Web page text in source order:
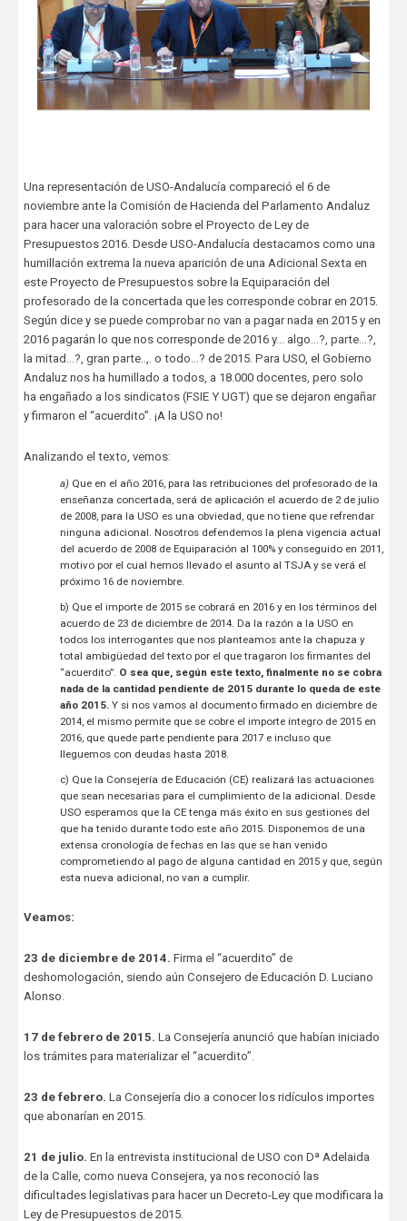
Una representación de USO-Andalucía compareció el 6 de
noviembre ante la Comisión de Hacienda del Parlamento Andaluz
para hacer una valoración sobre el Proyecto de Ley de
Presupuestos 2016. Desde USO-Andalucía destacamos como una
humillación extrema la nueva aparición de una Adicional Sexta en
este Proyecto de Presupuestos sobre la Equiparación del
profesorado de la concertada que les corresponde cobrar en 2015.
Según dice y se puede comprobar no van a pagar nada en 2015 y en
2016 pagarán lo que nos corresponde de 2016 y… algo...?, parte...?,
la mitad…?, gran parte..,. o todo...? de 2015. Para USO, el Gobierno
Andaluz nos ha humillado a todos, a 18.000 docentes, pero solo
ha engañado a los sindicatos (FSIE Y UGT) que se dejaron engañar
y firmaron el “acuerdito”. ¡A la USO no!
Analizando el texto, vemos:
a) Que en el año 2016, para las retribuciones del profesorado de la
enseñanza concertada, será de aplicación el acuerdo de 2 de julio
de 2008, para la USO es una obviedad, que no tiene que refrendar
ninguna adicional. Nosotros defendemos la plena vigencia actual
del acuerdo de 2008 de Equiparación al 100% y conseguido en 2011,
motivo por el cual hemos llevado el asunto al TSJA y se verá el
próximo 16 de noviembre.
b) Que el importe de 2015 se cobrará en 2016 y en los términos del
acuerdo de 23 de diciembre de 2014. Da la razón a la USO en
todos los interrogantes que nos planteamos ante la chapuza y
total ambigüedad del texto por el que tragaron los firmantes del
“acuerdito”. O sea que, según este texto, finalmente no se cobra
nada de la cantidad pendiente de 2015 durante lo queda de este
año 2015.Y si nos vamos al documento firmado en diciembre de
2014, el mismo permite que se cobre el importe íntegro de 2015 en
2016, que quede parte pendiente para 2017 e incluso que
lleguemos con deudas hasta 2018.
c) Que la Consejería de Educación (CE) realizará las actuaciones
que sean necesarias para el cumplimiento de la adicional. Desde
USO esperamos que la CE tenga más éxito en sus gestiones del
que ha tenido durante todo este año 2015. Disponemos de una
extensa cronología de fechas en las que se han venido
comprometiendo al pago de alguna cantidad en 2015 y que, según
esta nueva adicional, no van a cumplir.
Veamos:
23 de diciembre de 2014. Firma el “acuerdito” de
deshomologación, siendo aún Consejero de Educación D. Luciano
Alonso.
17 de febrero de 2015. La Consejería anunció que habían iniciado
los trámites para materializar el “acuerdito”.
23 de febrero. La Consejería dio a conocer los ridículos importes
que abonarían en 2015.
21 de julio. En la entrevista institucional de USO con Dª Adelaida
de la Calle, como nueva Consejera, ya nos reconoció las
dificultades legislativas para hacer un Decreto-Ley que modificara la
Ley de Presupuestos de 2015.